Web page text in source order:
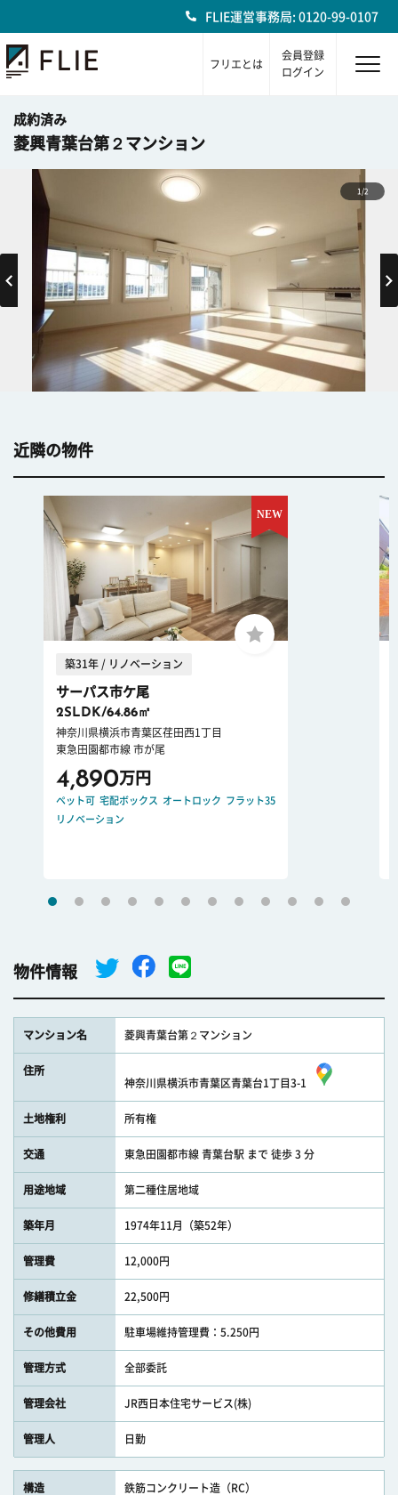
FLIE運営事務局: 0120-99-0107
フリエとは
会員登録
ログイン
成約済み
菱興青葉台第２マンション
1/2
近隣の物件
築31年 / リノベーション
サーパス市ケ尾
2SLDK/64.86㎡
神奈川県横浜市青葉区荏田西1丁目
東急田園都市線 市が尾
4,890万円
ペット可 宅配ボックス オートロック
フラット35
リノベーション
物件情報
マンション名 菱興青葉台第２マンション
住所
神奈川県横浜市青葉区青葉台1丁目3-1
土地権利 所有権
交通 東急田園都市線 青葉台駅 まで 徒歩 3 分
用途地域 第二種住居地域
築年月 1974年11月（築52年）
管理費 12,000円
修繕積立金 22,500円
その他費用 駐車場維持管理費：5.250円
管理方式 全部委託
管理会社 JR西日本住宅サービス(株)
管理人 日勤
構造 鉄筋コンクリート造（RC）